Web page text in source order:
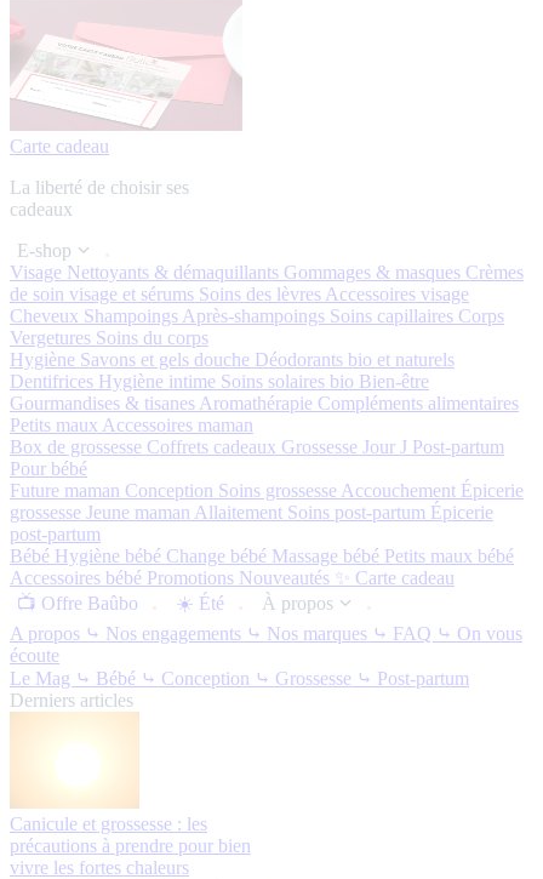
Carte cadeau
La liberté de choisir ses
cadeaux
E-shop
Visage Nettoyants & démaquillants Gommages & masques Crèmes
de soin visage et sérums Soins des lèvres Accessoires visage
Cheveux Shampoings Après-shampoings Soins capillaires Corps
Vergetures Soins du corps
Hygiène Savons et gels douche Déodorants bio et naturels
Dentifrices Hygiène intime Soins solaires bio Bien-être
Gourmandises & tisanes Aromathérapie Compléments alimentaires
Petits maux Accessoires maman
Box de grossesse Coffrets cadeaux Grossesse Jour J Post-partum
Pour bébé
Future maman Conception Soins grossesse Accouchement Épicerie
grossesse Jeune maman Allaitement Soins post-partum Épicerie
post-partum
Bébé Hygiène bébé Change bébé Massage bébé Petits maux bébé
Accessoires bébé Promotions Nouveautés ✨ Carte cadeau
📺 Offre Baûbo
☀️ Été
À propos
A propos ⤷ Nos engagements ⤷ Nos marques ⤷ FAQ ⤷ On vous
écoute
Le Mag ⤷ Bébé ⤷ Conception ⤷ Grossesse ⤷ Post-partum
Derniers articles
Canicule et grossesse : les
précautions à prendre pour bien
vivre les fortes chaleurs